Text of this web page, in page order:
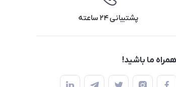
پشتیبانی ۲۴ ساعته
همراه ما باشید!